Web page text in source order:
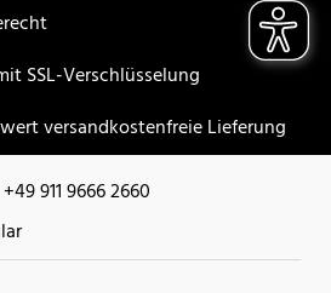
SSL-Verschlüsselung
versandkostenfreie Lieferung
+49 911 9666 2660